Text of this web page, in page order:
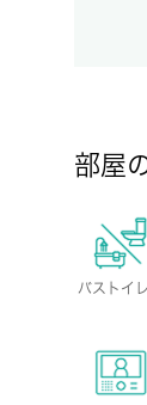
部屋
バストイレ